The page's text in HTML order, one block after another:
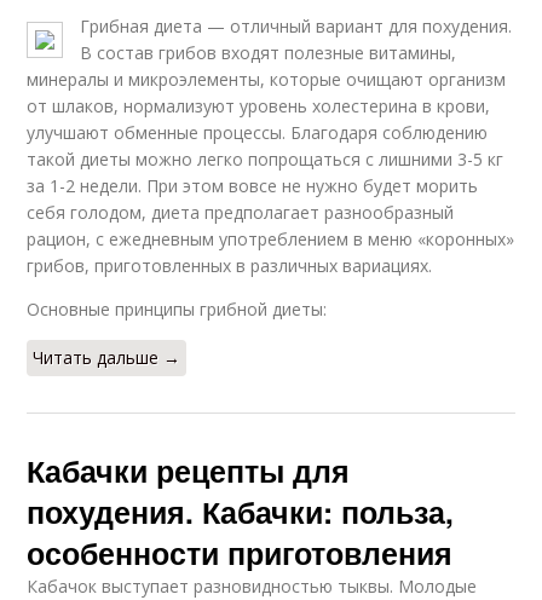
Грибная диета — отличный вариант для похудения.
В состав грибов входят полезные витамины,
минералы и микроэлементы, которые очищают организм
от шлаков, нормализуют уровень холестерина в крови,
улучшают обменные процессы. Благодаря соблюдению
такой диеты можно легко попрощаться с лишними 3-5 кг
за 1-2 недели. При этом вовсе не нужно будет морить
себя голодом, диета предполагает разнообразный
рацион, с ежедневным употреблением в меню «коронных»
грибов, приготовленных в различных вариациях.
Основные принципы грибной диеты:
Читать дальше →
Кабачки рецепты для
похудения. Кабачки: польза,
особенности приготовления
Кабачок выступает разновидностью тыквы. Молодые